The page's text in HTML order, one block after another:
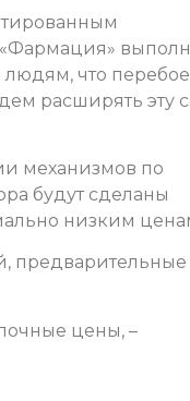
что
расширять эту
механизмов по
будут сделаны
низким
предварительные
цены, –